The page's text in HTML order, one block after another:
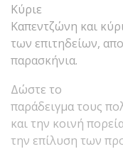
Κύριε
Καπεντζώνη και
των επιτηδείων,
παρασκήνια.
Δώστε το
παράδειγμα τους
και την κοινή
την επίλυση των